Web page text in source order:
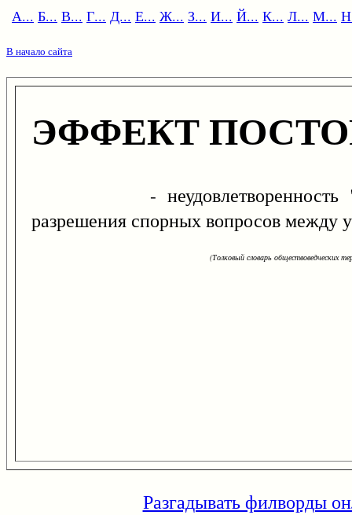
А... Б... В... Г... Д... Е... Ж... З... И... Й... К... Л... М...
В начало сайта
ЭФФЕКТ
- неудовлетворенность
разрешения спорных вопросов между
(Толковый словарь обществоведческих
Разгадывать филворды